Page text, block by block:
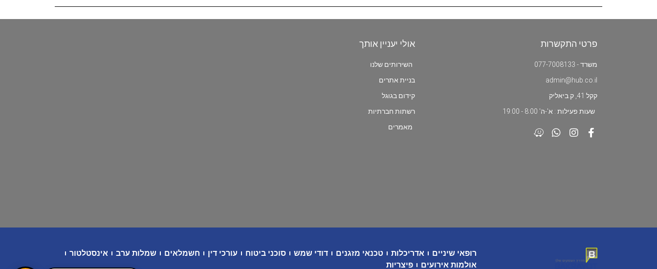
פרטי התקשרות
משרד - 077-7008133
admin@hub.co.il
קקל 41, ק.ביאליק
שעות פעילות : א'-ה' 8:00 - 19:00
אולי יעניין אותך
השירותים שלנו
בניית אתרים
קידום בגוגל
רשתות חברתיות
מאמרים
רופאי שיניים אדריכלות טכנאי מזגנים דודי שמש סוכני ביטוח עורכי דין חשמלאים שמלות ערב
אינסטלטור
אולמות אירועים
פיצריות